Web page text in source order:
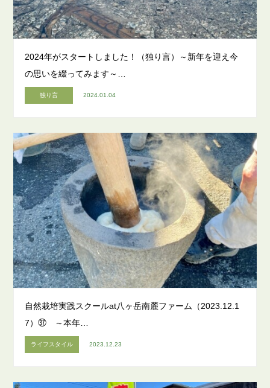
2024年がスタートしました！（独り言）～新年を迎え今
の思いを綴ってみます～…
独り言 2024.01.04
自然栽培実践スクールat八ヶ岳南麓ファーム（2023.12.1
7）㊲ ～本年…
ライフスタイル 2023.12.23